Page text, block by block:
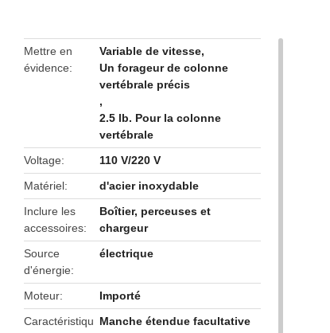
Mettre en
évidence
Variable de vitesse,
Un forageur de colonne
vertébrale précis
,
2.5 lb. Pour la colonne
vertébrale
Voltage
110 V/220 V
Matériel
d'acier inoxydable
Inclure les
accessoires
Boîtier, perceuses et
chargeur
Source
d'énergie
électrique
Moteur
Importé
Caractéristiqu Manche étendue facultative